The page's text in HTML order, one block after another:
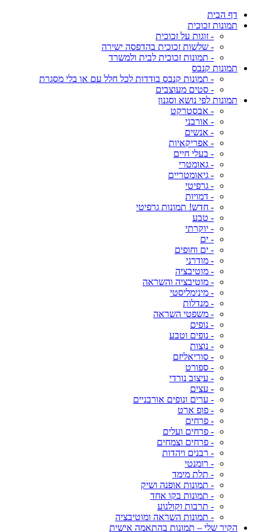
דף הבית
תמונות זכוכית
- זוגות על זכוכית
- שלשות זכוכית בהדפסה ישירה
- תמונות זכוכית לבית ולמשרד
תמונות קנבס
- תמונות קנבס בודדות לכל חלל עם או בלי מסגרת
- סטים מעוצבים
תמונות לפי נושא וסגנון
- אבסטרקט
- אורבני
- אנשים
- אפריקאיות
- בעלי חיים
- גאומטרי
- גיאומטריים
- גרפיטי
- דמויות
- חדש! תמונות גרפיטי
- טבע
- יוקרתי
- ים
- ים וחופים
- מודרני
- מוטיבציה
- מוטיבציה והשראה
- מינימליסטי
- מנדלות
- משפטי השראה
- נופים
- נופים וטבע
- נוצות
- סוריאליזם
- ספורט
- עיצוב נורדי
- עצים
- ערים ונופים אורבניים
- פופ ארט
- פרחים
- פרחים ועלים
- פרחים וצמחים
- רבנים ויהדות
- רומנטי
- תלת מימד
- תמונות אופנה ושיק
- תמונות בקו אחד
- תרבות וקולנוע
- תמונות השראה ומוטיבציה
הקיר שלי – תמונות בהתאמה אישית